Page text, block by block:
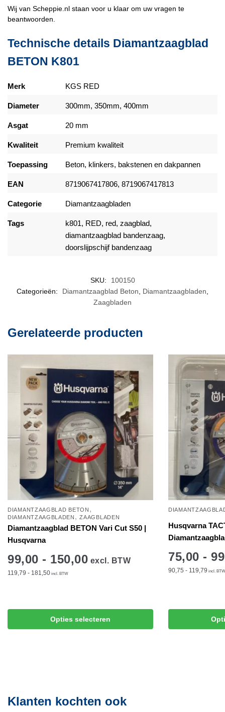
Wij van Scheppie.nl staan voor u klaar om uw vragen te
beantwoorden.
Technische details Diamantzaagblad
BETON K801
Merk KGS RED
Diameter 300mm, 350mm, 400mm
Asgat 20 mm
Kwaliteit Premium kwaliteit
Toepassing Beton, klinkers, bakstenen en dakpannen
EAN 8719067417806, 8719067417813
Categorie Diamantzaagbladen
Tags
k801, RED, red, zaagblad,
diamantzaagblad bandenzaag,
doorslijpschijf bandenzaag
SKU:
100150
Categorieën:
Diamantzaagblad Beton Diamantzaagbladen
Zaagbladen
Gerelateerde producten
DIAMANTZAAGBLAD BETON ,
DIAMANTZAAGBLADEN ,ZAAGBLADEN
Diamantzaagblad BETON Vari Cut S50 |
Husqvarna
99,00 - 150,00 excl. BTW
119,79 - 181,50 incl. BTW
Opties selecteren
product
gekozen
Husqvarna
75,00 -
90,75 - 119,79 incl. BTW
product
Klanten kochten ook